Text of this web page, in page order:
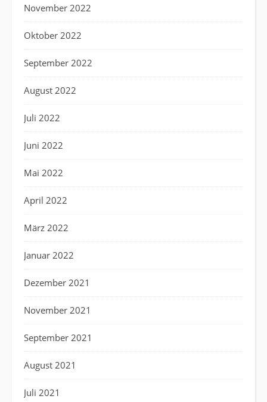
November 2022
Oktober 2022
September 2022
August 2022
Juli 2022
Juni 2022
Mai 2022
April 2022
März 2022
Januar 2022
Dezember 2021
November 2021
September 2021
August 2021
Juli 2021